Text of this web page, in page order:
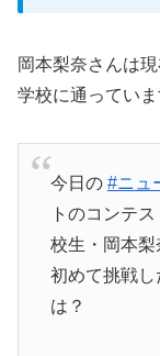
岡本梨奈さんは
学校に通っていま
今日の #ニュ
トのコンテ
校生・岡本
初めて挑戦
は？